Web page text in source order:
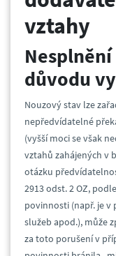
vztahy
důvodu
Nouzový stav lze
nepředvídatelné
(vyšší moci se však
vztahů zahájených v
otázku
2913 odst. 2 OZ,
povinnosti (např. je
služeb apod.), může
za toto porušení v